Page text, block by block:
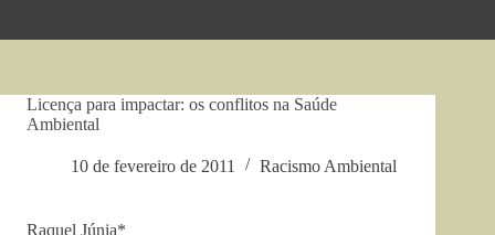
Licença para impactar: os conflitos na Saúde
Ambiental
10 de fevereiro de 2011 Racismo Ambiental
Raquel Júnia*